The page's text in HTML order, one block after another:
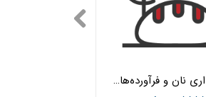
نرم‌افزار حسابداری نان و فرآورده‌های غلات ساده هلو APEX